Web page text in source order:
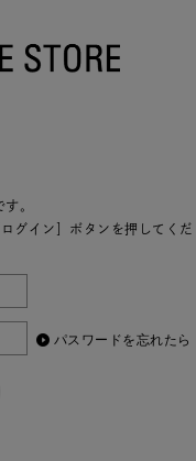
。
グイン］ボタンを押してく
パスワードを忘れたら